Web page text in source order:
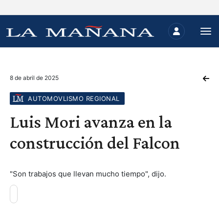
8 de abril de 2025
AUTOMOVLISMO REGIONAL
Luis Mori avanza en la
construcción del Falcon
"Son trabajos que llevan mucho tiempo", dijo.